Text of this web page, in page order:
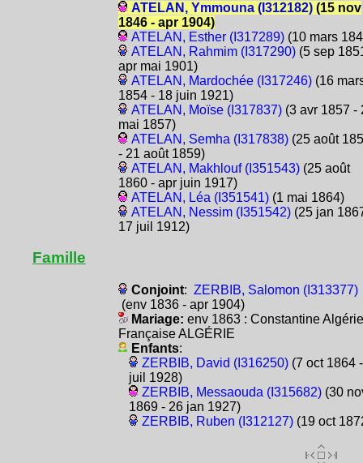
ATELAN, Ymmouna (I312182)(15 nov
1846 - apr 1904)
ATELAN, Esther (I317289)(10 mars
ATELAN, Rahmim (I317290)(5 sep
apr mai 1901)
ATELAN, Mardochée (I317246)(16
1854 - 18 juin 1921)
ATELAN, Moïse (I317837)(3 avr 1857 -
mai 1857)
ATELAN, Semha (I317838)(25 août
- 21 août 1859)
ATELAN, Makhlouf (I351543)(25 août
1860 - apr juin 1917)
ATELAN, Léa (I351541)(1 mai 1864)
ATELAN, Nessim (I351542)(25 jan
17 juil 1912)
Famille
Conjoint: ZERBIB, Salomon (I313377)
(env 1836 - apr 1904)
Mariage: env 1863 : Constantine Algérie
Française ALGÉRIE
Enfants:
ZERBIB, David (I316250)(7 oct 1864
juil 1928)
ZERBIB, Messaouda (I315682)(30
1869 - 26 jan 1927)
ZERBIB, Ruben (I312127)(19 oct